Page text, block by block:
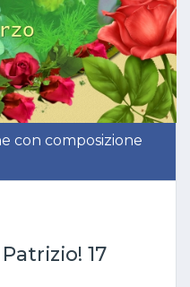
con composizione
17